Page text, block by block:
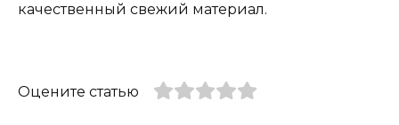
качественный свежий материал.
Оцените статью